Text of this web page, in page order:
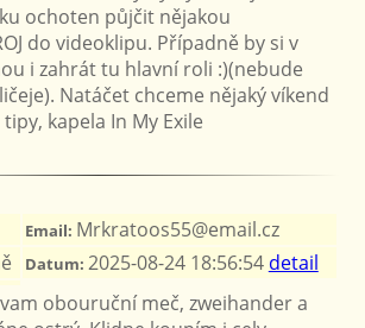
ochoten půjčit nějakou
do videoklipu. Případně by si v
i zahrát tu hlavní roli :)(nebude
Natáčet chceme nějaký víkend
kapela In My Exile
Email: Mrkratoos55@email.cz
Datum: 2025-08-24 18:56:54 detail
obouruční meč, zweihander a